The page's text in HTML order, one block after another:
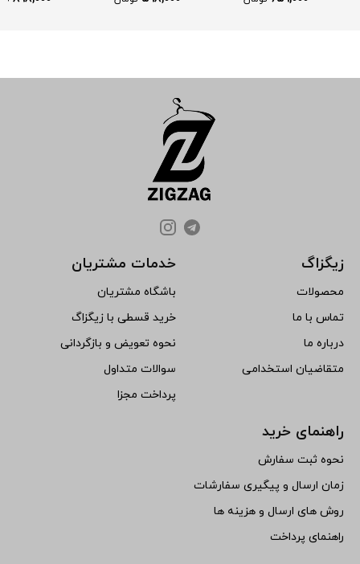
زیگزاگ
محصولات
تماس با ما
درباره ما
متقاضیان استخدامی
خدمات مشتریان
باشگاه مشتریان
خرید قسطی با زیگزاگ
نحوه تعویض و بازگردانی
سوالات متداول
پرداخت مجزا
راهنمای خرید
نحوه ثبت سفارش
زمان ارسال و پیگیری سفارشات
روش های ارسال و هزینه ها
راهنمای پرداخت